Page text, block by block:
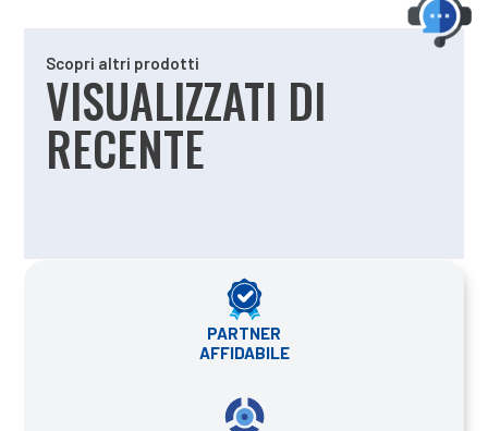
Scopri altri prodotti
VISUALIZZATI DI
RECENTE
PARTNER
AFFIDABILE